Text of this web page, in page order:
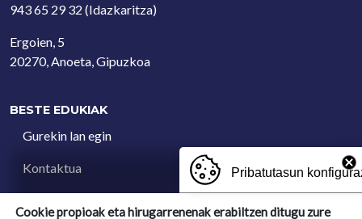
943 65 29 32 (Idazkaritza)
Ergoien, 5
20270, Anoeta, Gipuzkoa
BESTE EDUKIAK
Gurekin lan egin
Kontaktua Pribatutasun
Cookie propioak eta hirugarrenenak erabiltzen ditugu zure